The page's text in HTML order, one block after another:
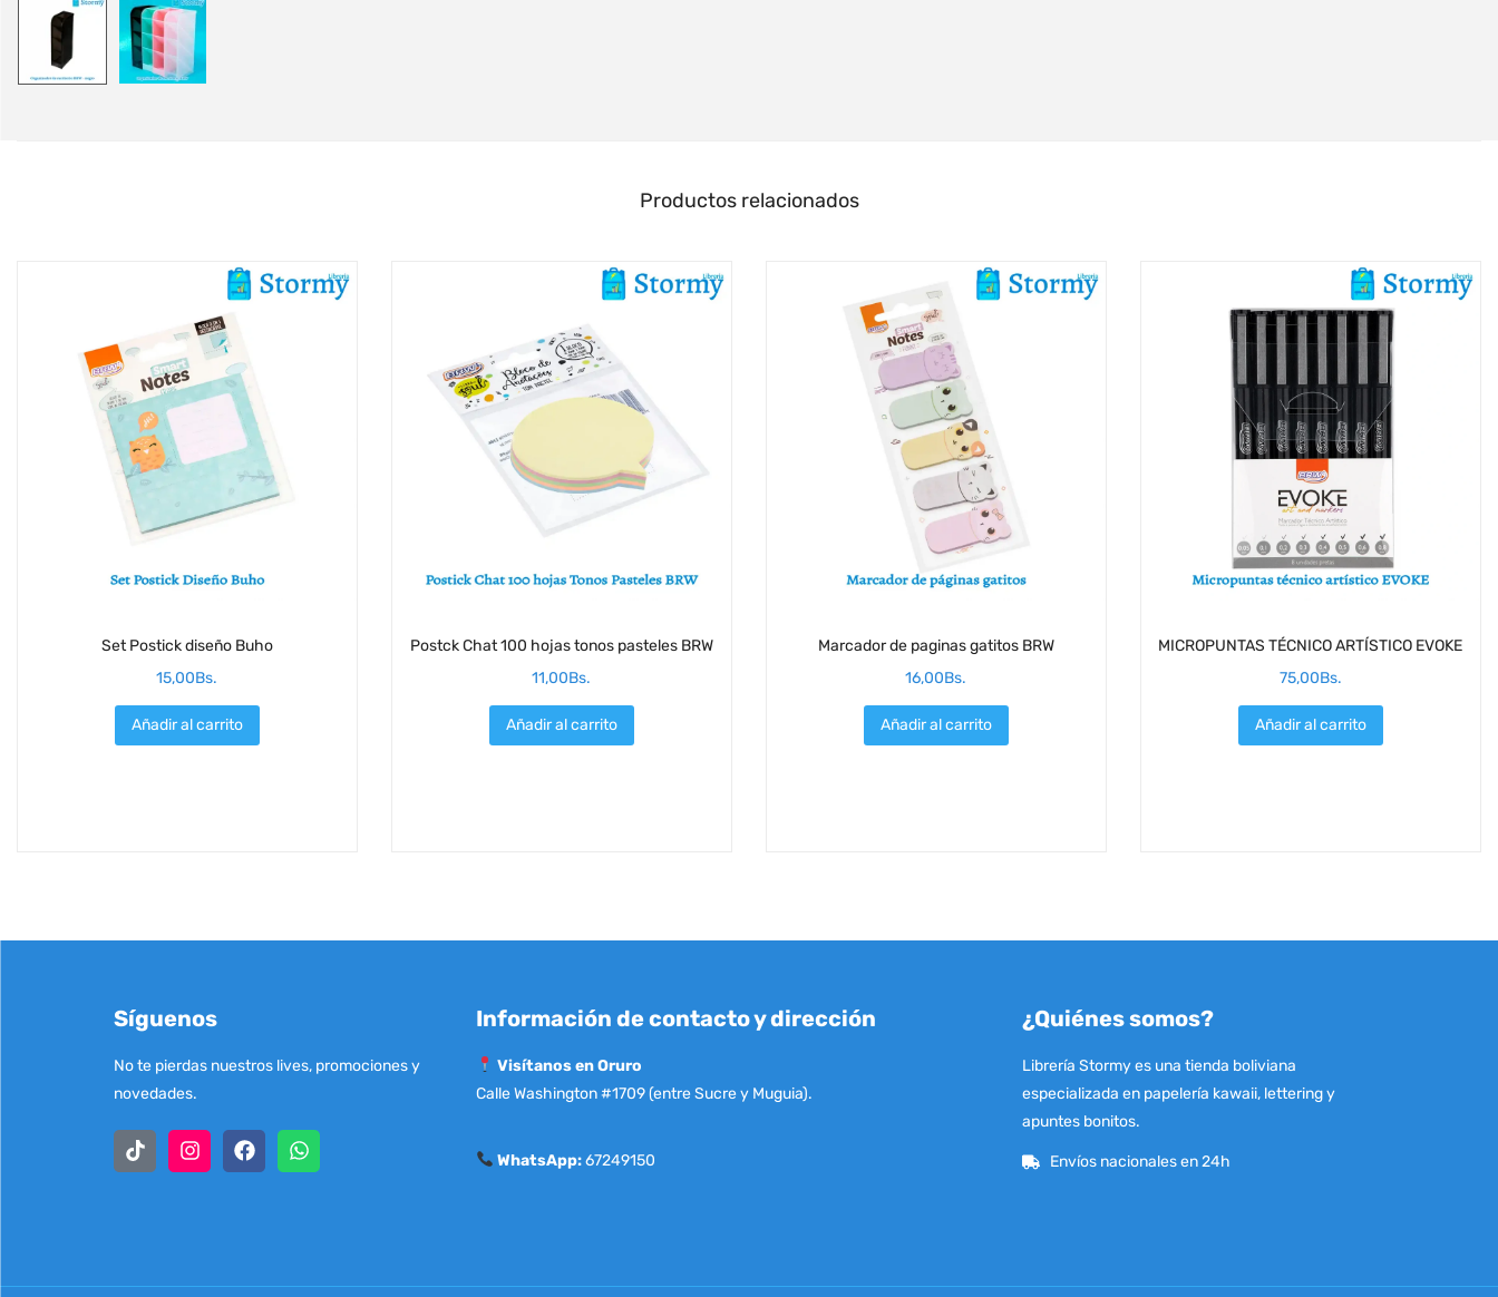
Productos relacionados
Set Postick diseño Buho
15,00Bs.
Añadir al carrito
Postck Chat 100 hojas tonos pasteles BRW
11,00Bs.
Añadir al carrito
Marcador de paginas gatitos BRW
16,00Bs.
Añadir al carrito
MICROPUNTAS TÉCNICO ARTÍSTICO EVOKE
75,00Bs.
Añadir al carrito
Síguenos
No te pierdas nuestros lives, promociones y
novedades.
Información de contacto y dirección
Visítanos en Oruro
Calle Washington #1709 (entre Sucre y Muguia).
WhatsApp:67249150
¿Quiénes somos?
Librería Stormy es una tienda boliviana
especializada en papelería kawaii, lettering y
apuntes bonitos.
Envíos nacionales en 24h